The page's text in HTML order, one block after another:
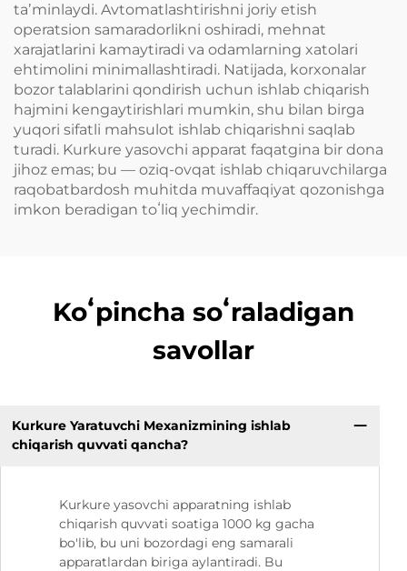
taʼminlaydi. Avtomatlashtirishni joriy etish
operatsion samaradorlikni oshiradi, mehnat
xarajatlarini kamaytiradi va odamlarning xatolari
ehtimolini minimallashtiradi. Natijada, korxonalar
bozor talablarini qondirish uchun ishlab chiqarish
hajmini kengaytirishlari mumkin, shu bilan birga
yuqori sifatli mahsulot ishlab chiqarishni saqlab
turadi. Kurkure yasovchi apparat faqatgina bir dona
jihoz emas; bu — oziq-ovqat ishlab chiqaruvchilarga
raqobatbardosh muhitda muvaffaqiyat qozonishga
imkon beradigan toʻliq yechimdir.
Koʻpincha soʻraladigan
savollar
Kurkure Yaratuvchi Mexanizmining ishlab
chiqarish quvvati qancha?
Kurkure yasovchi apparatning ishlab
chiqarish quvvati soatiga 1000 kg gacha
bo'lib, bu uni bozordagi eng samarali
apparatlardan biriga aylantiradi. Bu